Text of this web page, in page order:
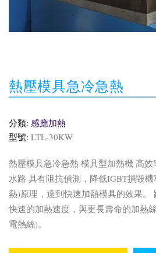
熱壓模具急冷急熱
分類: 感應加熱
型號: LTL-30KW
熱壓模具急冷急熱 模具型加熱機 高
水路 具有阻抗偵測，降低IGBT損毀
熱)原理，達到快速加熱模具的效果。
快速的加熱速度，與更長壽命的加熱
電熱絲)。